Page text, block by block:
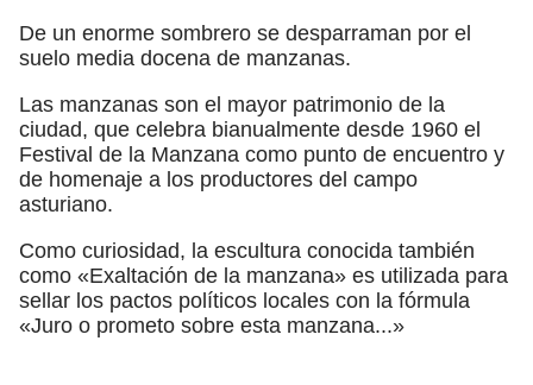
De un enorme sombrero se desparraman por el
suelo media docena de manzanas.
Las manzanas son el mayor patrimonio de la
ciudad, que celebra bianualmente desde 1960 el
Festival de la Manzana como punto de encuentro y
de homenaje a los productores del campo
asturiano.
Como curiosidad, la escultura conocida también
como «Exaltación de la manzana» es utilizada para
sellar los pactos políticos locales con la fórmula
«Juro o prometo sobre esta manzana...»